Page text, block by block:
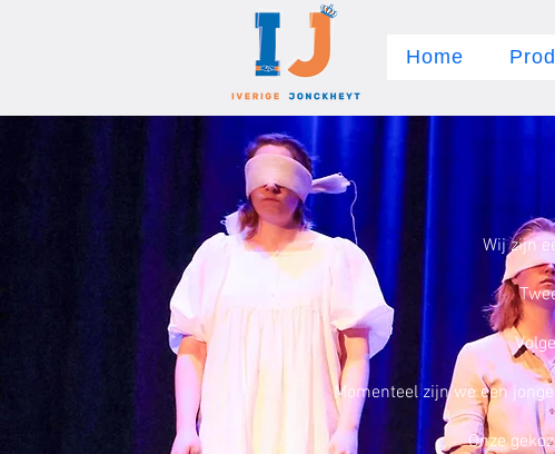
Home
Wij zijn
Momenteel zijn we een
Onze